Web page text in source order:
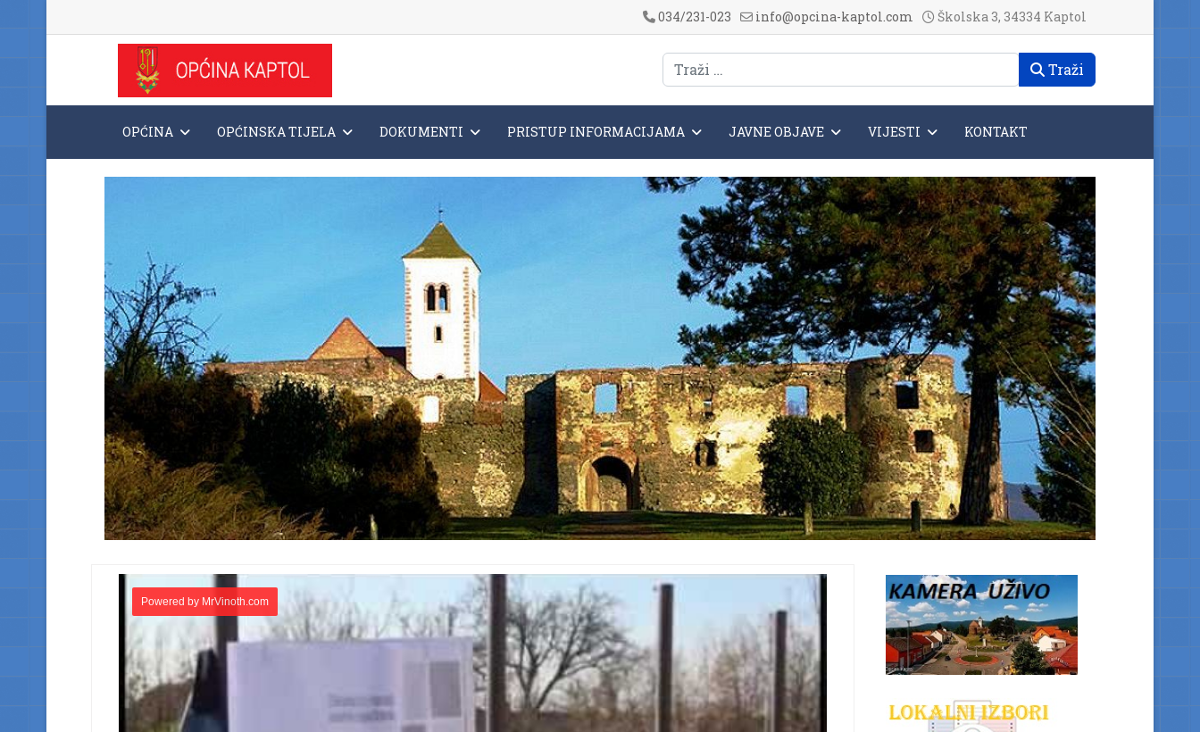
034/231-023 info@opcina-kaptol.com Školska 3, 34334 Kaptol
Traži
OPĆINA OPĆINSKA TIJELA DOKUMENTI PRISTUP INFORMACIJAMA JAVNE OBJAVE VIJESTI KONTAKT